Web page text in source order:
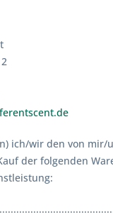
ich/wir den von mir/
der folgenden